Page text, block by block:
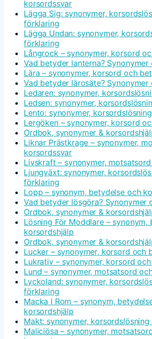
korsordssvar
Lägga Sig: synonymer,
förklaring
Lägga Undan: synonymer,
förklaring
Långrock – synonymer, korsord
Vad betyder lanterna?
Lära – synonymer, korsord och
Vad betyder lärosäte?
Ledaren: synonymer,
Ledsen: synonymer,
Lento: synonymer,
Lergöken – synonymer, korsord
Ordbok, synonymer &
Liknar Prästkrage – synonymer,
korsordssvar
Livskraft – synonymer,
Ljungväxt: synonymer,
förklaring
Lopp – synonym, betydelse och
Vad betyder lösgöra? Synonymer
Ordbok, synonymer &
Lösning För Moddlare – synonym,
korsordshjälp
Ordbok, synonymer &
Lucker – synonymer, korsord och
Lukrativ – synonymer, korsord
Lund – synonymer, motsatsord
Lyckoland: synonymer,
förklaring
Macka I Rom – synonym,
korsordshjälp
Makt: synonymer,
Maliciösa – synonymer,